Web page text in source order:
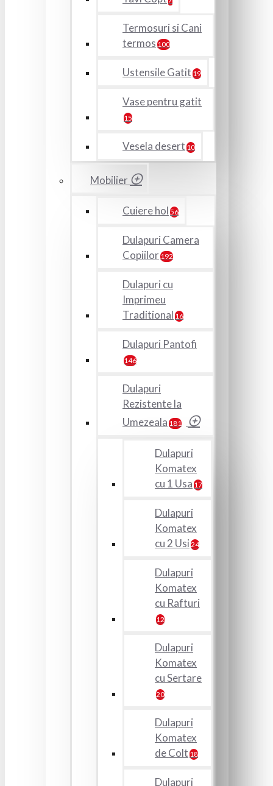
Termosuri si Cani
termos 100
Ustensile Gatit 19
Vase pentru gatit
15
Vesela desert 10
Mobilier
Cuiere hol 56
Dulapuri Camera
Copiilor192
Dulapuri cu
Imprimeu
Traditional 16
Dulapuri Pantofi
146
Dulapuri
Rezistente la
Umezeala 181
Dulapuri
Komatex
cu 1 Usa 17
Dulapuri
Komatex
cu 2 Usi 24
Dulapuri
Komatex
cu Rafturi
12
Dulapuri
Komatex
cu Sertare
20
Dulapuri
Komatex
de Colt 18
Dulapuri